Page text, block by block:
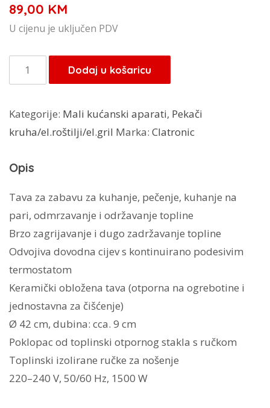
89,00 KM
U cijenu je uključen PDV
Clatronic
pekač
3570
42x9cm
Dodaj u košaricu
Kategorije: Mali kućanski aparati, Pekači
kruha/el.roštilji/el.gril Marka: Clatronic
Opis
Tava za zabavu za kuhanje, pečenje, kuhanje na
pari, odmrzavanje i održavanje topline
Brzo zagrijavanje i dugo zadržavanje topline
Odvojiva dovodna cijev s kontinuirano podesivim
termostatom
Keramički obložena tava (otporna na ogrebotine i
jednostavna za čišćenje)
Ø 42 cm, dubina: cca. 9 cm
Poklopac od toplinski otpornog stakla s ručkom
Toplinski izolirane ručke za nošenje
220–240 V, 50/60 Hz, 1500 W